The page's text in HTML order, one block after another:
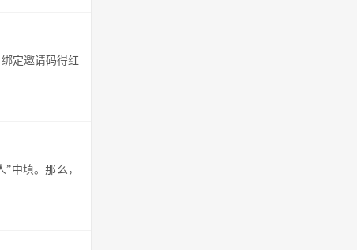
定邀请码得红
中填。那么，